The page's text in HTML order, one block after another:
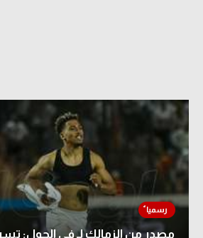
مصدر من الزمالك لـ في الجول: